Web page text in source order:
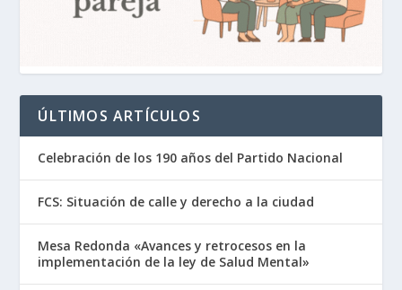
ÚLTIMOS ARTÍCULOS
Celebración de los 190 años del Partido Nacional
FCS: Situación de calle y derecho a la ciudad
Mesa Redonda «Avances y retrocesos en la
implementación de la ley de Salud Mental»